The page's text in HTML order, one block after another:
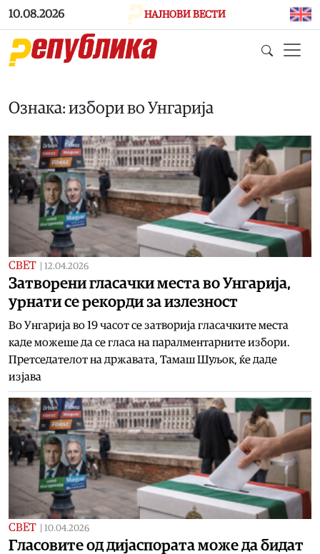
Skip to main content
10.08.2026 НАЈНОВИ ВЕСТИ
Ознака: избори во Унгарија
СВЕТ 12.04.2026
Затворени гласачки места во Унгарија,
урнати се рекорди за излезност
Во Унгарија во 19 часот се затворија гласачките места
каде можеше да се гласа на паралментарните избори.
Претседателот на државата, Тамаш Шуљок, ќе даде
изјава
СВЕТ 10.04.2026
Гласовите од дијаспората може да бидат